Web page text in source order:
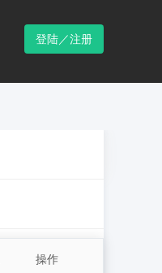
登陆／注册
操作